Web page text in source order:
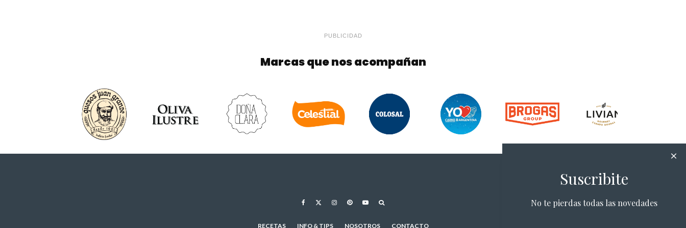
PUBLICIDAD
Marcas que nos acompañan
RECETAS INFO & TIPS NOSOTROS CONTACTO
Suscribite
No te pierdas todas las novedades